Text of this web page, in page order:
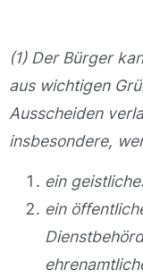
(1) Der Bürger
aus wichtigen
Ausscheiden
insbesondere,
ein
ein